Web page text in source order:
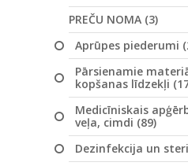
PREČU NOMA (3)
Aprūpes piederumi
Pārsienamie
kopšanas līdzekļi
Medicīniskais
veļa, cimdi (89)
Dezinfekcija un